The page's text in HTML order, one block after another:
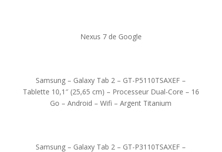
Nexus 7 de Google
Samsung – Galaxy Tab 2 – GT-P5110TSAXEF –
Tablette 10,1″ (25,65 cm) – Processeur Dual-Core – 16
Go – Android – Wifi – Argent Titanium
Samsung – Galaxy Tab 2 – GT-P3110TSAXEF –